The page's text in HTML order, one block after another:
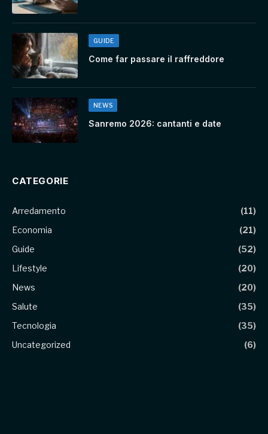
GUIDE
Come far passare il raffreddore
NEWS
Sanremo 2026: cantanti e date
CATEGORIE
Arredamento
(11)
Economia
(21)
Guide
(52)
Lifestyle
(20)
News
(20)
Salute
(35)
Tecnologia
(35)
Uncategorized
(6)